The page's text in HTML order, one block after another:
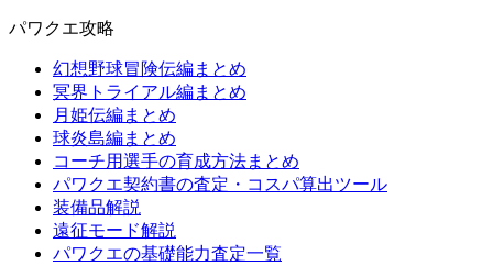
パワクエ攻略
幻想野球冒険伝編まとめ
冥界トライアル編まとめ
月姫伝編まとめ
球炎島編まとめ
コーチ用選手の育成方法まとめ
パワクエ契約書の査定・コスパ算出ツール
装備品解説
遠征モード解説
パワクエの基礎能力査定一覧